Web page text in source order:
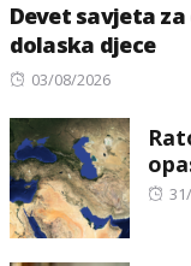
Devet savjeta
dolaska djece
Posted
03/08/2026